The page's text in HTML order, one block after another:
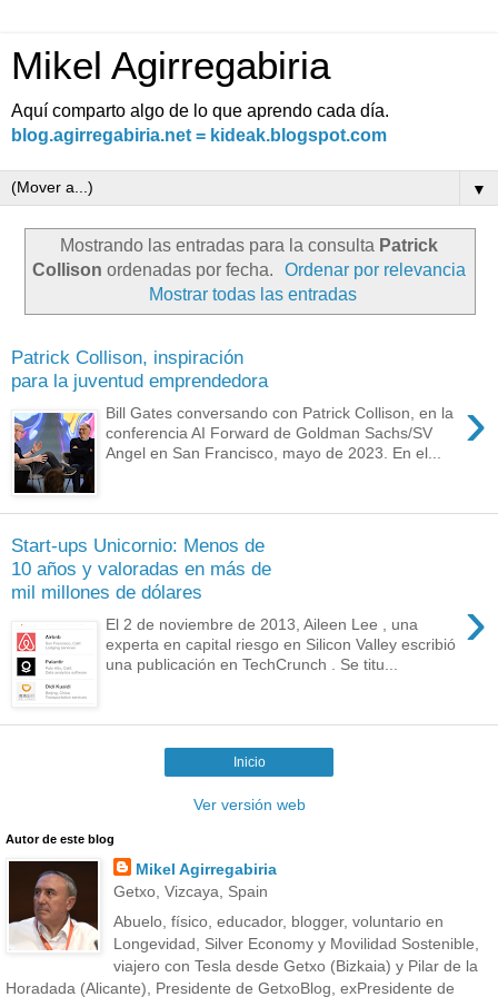
Mikel Agirregabiria
Aquí comparto algo de lo que aprendo cada día.
blog.agirregabiria.net = kideak.blogspot.com
▼
Mostrando las entradas para la consulta Patrick
Collison ordenadas por fecha.
Ordenar por relevancia
Mostrar todas las entradas
Patrick Collison, inspiración
para la juventud emprendedora
›
Bill Gates conversando con Patrick Collison, en la
conferencia AI Forward de Goldman Sachs/SV
Angel en San Francisco, mayo de 2023. En el...
Start-ups Unicornio: Menos de
10 años y valoradas en más de
mil millones de dólares
›
El 2 de noviembre de 2013, Aileen Lee , una
experta en capital riesgo en Silicon Valley escribió
una publicación en TechCrunch . Se titu...
Inicio
Ver versión web
Autor de este blog
Mikel Agirregabiria
Getxo, Vizcaya, Spain
Abuelo, físico, educador, blogger, voluntario en
Longevidad, Silver Economy y Movilidad Sostenible,
viajero con Tesla desde Getxo (Bizkaia) y Pilar de la
Horadada (Alicante), Presidente de GetxoBlog, exPresidente de